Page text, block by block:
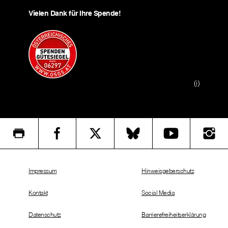
Vielen Dank für Ihre Spende!
(i)
Impressum
Kontakt
Datenschutz
Hinweisgeberschutz
Social Media
Barrierefreiheitserklärung